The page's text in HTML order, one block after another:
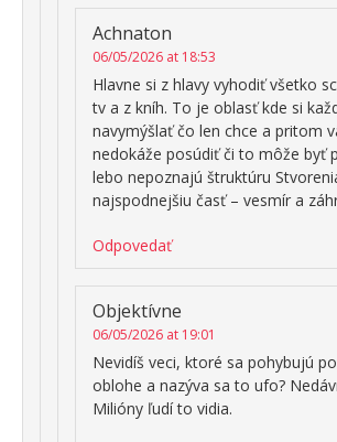
Achnaton
06/05/2026 at 18:53
Hlavne si z hlavy vyhodiť všetko
tv a z kníh. To je oblasť kde si
navymýšlať čo len chce a pritom
nedokáže posúdiť či to môže byť
lebo nepoznajú štruktúru
najspodnejšiu časť – vesmír a
Odpovedať
Objektívne
06/05/2026 at 19:01
Nevidíš veci, ktoré sa pohybujú po
oblohe a nazýva sa to ufo?
Milióny ľudí to vidia.